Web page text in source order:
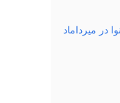
در میرداماد